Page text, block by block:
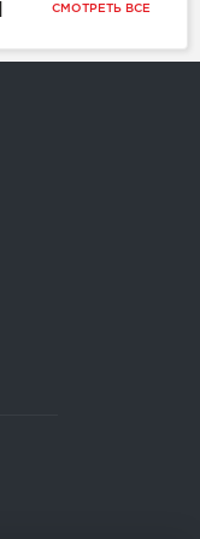
СМОТРЕТЬ ВСЕ